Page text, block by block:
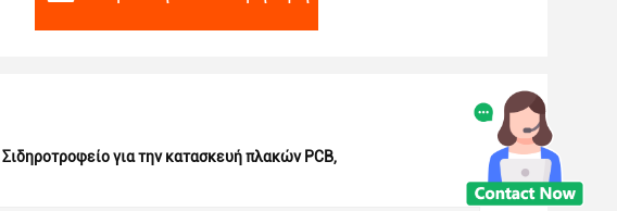
Σιδηροτροφείο για την κατασκευή πλακών PCB,